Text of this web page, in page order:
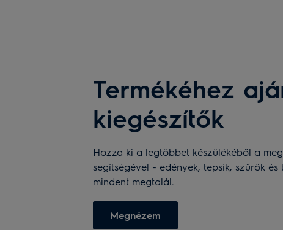
Termékéhez
kiegészítők
Hozza ki a legtöbbet készülékéből a
segítségével - edények, tepsik, szűrők
mindent megtalál.
Megnézem